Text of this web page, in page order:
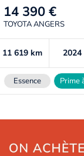
14 390 €
TOYOTA ANGERS
11 619km 2024
Essence Prime